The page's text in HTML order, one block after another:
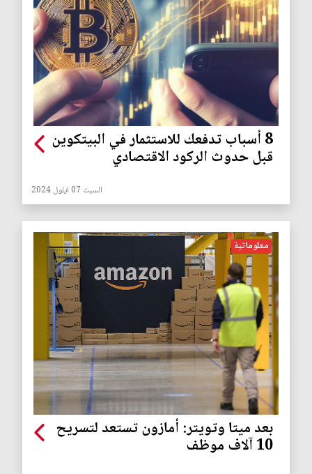
8 أسباب تدفعك للاستثمار في البيتكوين
قبل حدوث الركود الاقتصادي
السبت 07 ايلول 2024
معلوماتية
بعد ميتا وتويتر: أمازون تستعد لتسريح
10 آلاف موظف